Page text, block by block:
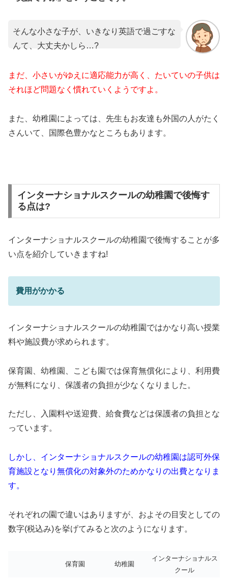
そんな小さな子が、いきなり英語で過ごすな
んて、大丈夫かしら…?
まだ、小さいがゆえに適応能力が高く、たいていの子供は
それほど問題なく慣れていくようですよ。
また、幼稚園によっては、先生もお友達も外国の人がたく
さんいて、国際色豊かなところもあります。
インターナショナルスクールの幼稚園で後悔す
る点は?
インターナショナルスクールの幼稚園で後悔することが多
い点を紹介していきますね!
費用がかかる
インターナショナルスクールの幼稚園ではかなり高い授業
料や施設費が求められます。
保育園、幼稚園、こども園では保育無償化により、利用費
が無料になり、保護者の負担が少なくなりました。
ただし、入園料や送迎費、給食費などは保護者の負担とな
っています。
しかし、インターナショナルスクールの幼稚園は認可外保
育施設となり無償化の対象外のためかなりの出費となりま
す。
それぞれの園で違いはありますが、およその目安としての
数字(税込み)を挙げてみると次のようになります。
保育園 幼稚園
インターナショナルス
クール